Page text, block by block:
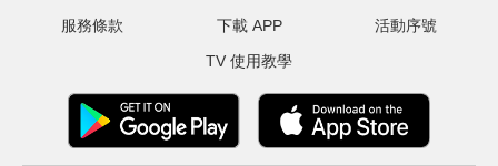
服務條款
下載 APP
TV 使用教學
活動序號